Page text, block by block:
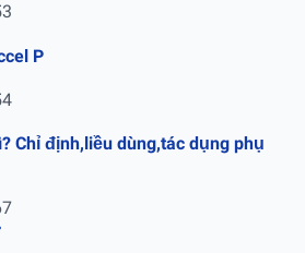
P
Chỉ định,liều dùng,tác dụng phụ